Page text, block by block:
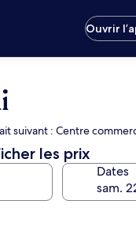
Ouvrir
suivant : Centre
les prix
Dates